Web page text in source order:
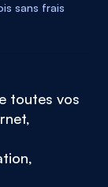
sans frais
toutes vos